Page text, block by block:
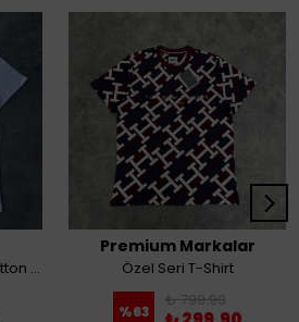
Emblem Short Sleeve Cotton T-Shirt
Premium Markalar
Özel Seri T-Shirt
%63
₺ 799.90